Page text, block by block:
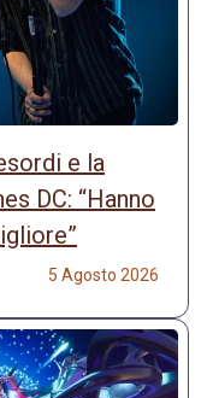
e la
DC: “Hanno
5 Agosto 2026